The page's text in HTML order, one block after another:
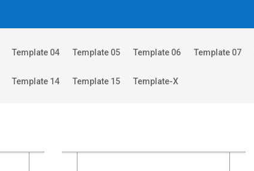
Template 04 Template 05 Template 06 Template 07
Template 14 Template 15 Template-X